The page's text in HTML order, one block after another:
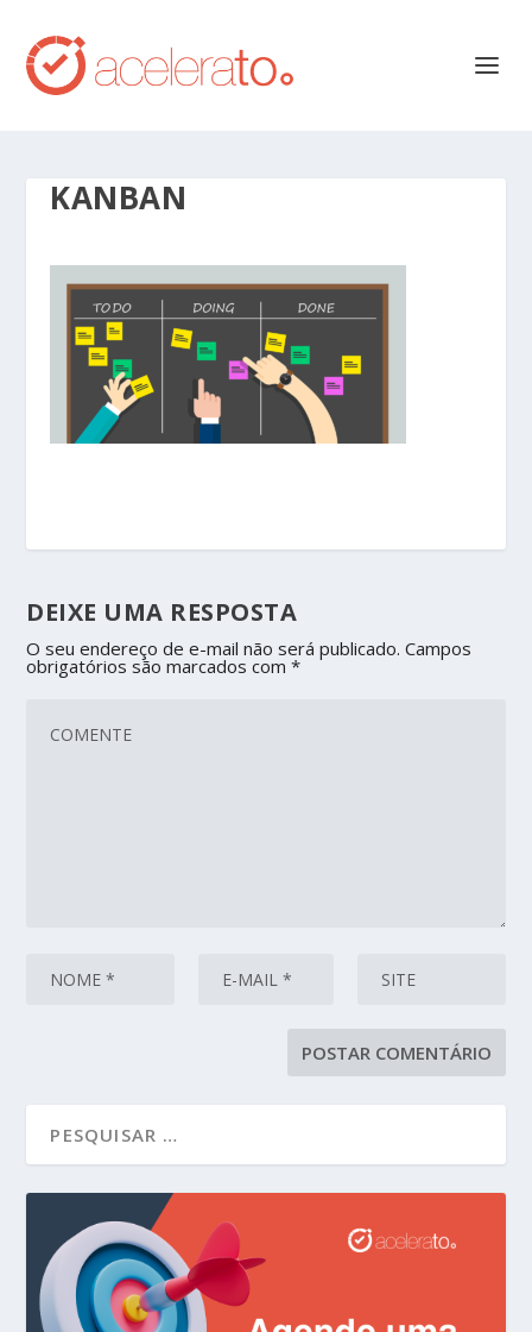
KANBAN
DEIXE UMA RESPOSTA
O seu endereço de e-mail não será publicado. Campos
obrigatórios são marcados com*